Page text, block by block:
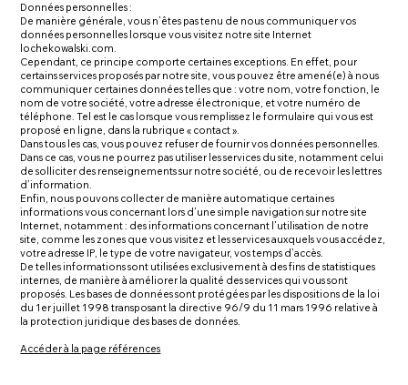
Données personnelles :
De manière générale, vous n’êtes pas tenu de nous communiquer vos
données personnelles lorsque vous visitez notre site Internet
lochekowalski.com.
Cependant, ce principe comporte certaines exceptions. En effet, pour
certains services proposés par notre site, vous pouvez être amené(e) à nous
communiquer certaines données telles que : votre nom, votre fonction, le
nom de votre société, votre adresse électronique, et votre numéro de
téléphone. Tel est le cas lorsque vous remplissez le formulaire qui vous est
proposé en ligne, dans la rubrique « contact ».
Dans tous les cas, vous pouvez refuser de fournir vos données personnelles.
Dans ce cas, vous ne pourrez pas utiliser les services du site, notamment celui
de solliciter des renseignements sur notre société, ou de recevoir les lettres
d’information.
Enfin, nous pouvons collecter de manière automatique certaines
informations vous concernant lors d’une simple navigation sur notre site
Internet, notamment : des informations concernant l’utilisation de notre
site, comme les zones que vous visitez et les services auxquels vous accédez,
votre adresse IP, le type de votre navigateur, vos temps d’accès.
De telles informations sont utilisées exclusivement à des fins de statistiques
internes, de manière à améliorer la qualité des services qui vous sont
proposés. Les bases de données sont protégées par les dispositions de la loi
du 1er juillet 1998 transposant la directive 96/9 du 11 mars 1996 relative à
la protection juridique des bases de données.
Accéder à la page références